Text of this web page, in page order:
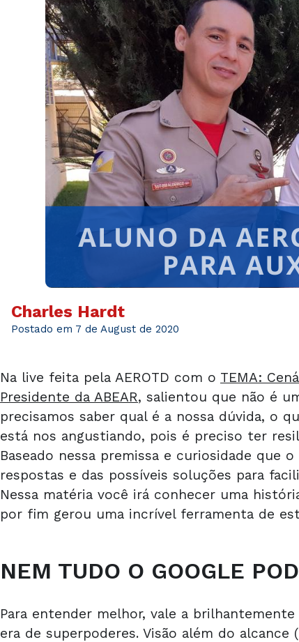
Charles Hardt
Postado em 7 de August de 2020
Na live feita pela AEROTD com o TEMA:
Presidente da ABEAR, salientou que não é
precisamos saber qual é a nossa dúvida, o
está nos angustiando, pois é preciso ter
Baseado nessa premissa e curiosidade que
respostas e das possíveis soluções para
Nessa matéria você irá conhecer uma
por fim gerou uma incrível ferramenta de
NEM TUDO O GOOGLE
Para entender melhor, vale a
era de superpoderes. Visão além do